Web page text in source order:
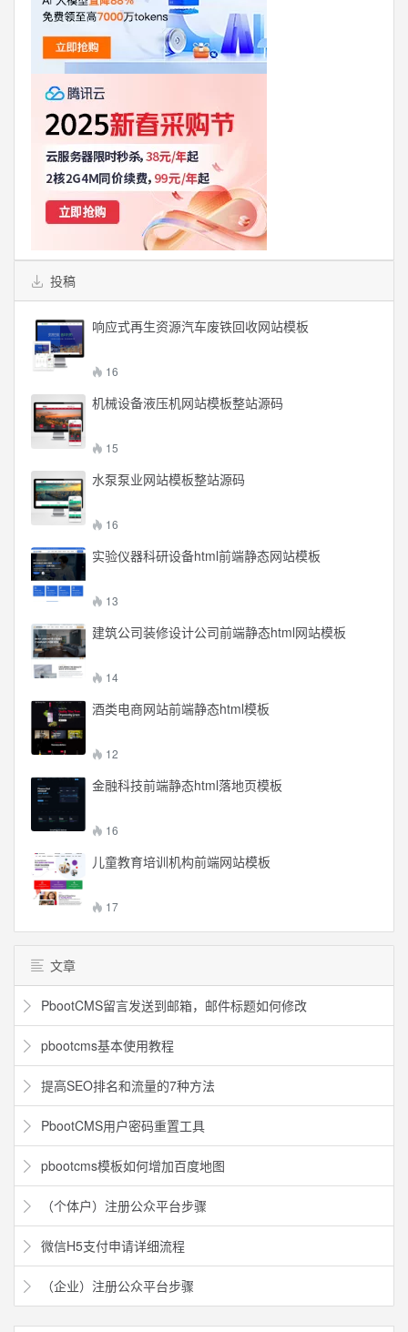
投稿
响应式再生资源汽车废铁回收网站模板
16
机械设备液压机网站模板整站源码
15
水泵泵业网站模板整站源码
16
实验仪器科研设备html前端静态网站模板
13
建筑公司装修设计公司前端静态html网站模板
14
酒类电商网站前端静态html模板
12
金融科技前端静态html落地页模板
16
儿童教育培训机构前端网站模板
17
文章
PbootCMS留言发送到邮箱，邮件标题如何修改
pbootcms基本使用教程
提高SEO排名和流量的7种方法
PbootCMS用户密码重置工具
pbootcms模板如何增加百度地图
（个体户）注册公众平台步骤
微信H5支付申请详细流程
（企业）注册公众平台步骤